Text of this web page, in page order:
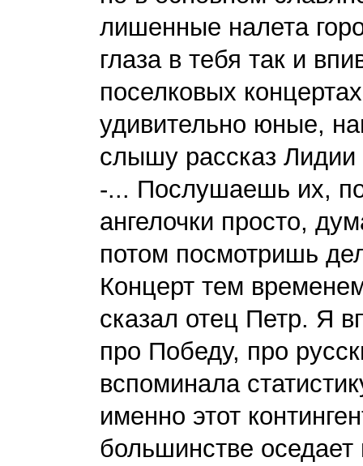
лишенные налета
глаза в тебя так и
поселковых
удивительно юные,
слышу рассказ
-... Послушаешь их,
ангелочки просто,
потом посмотришь
Концерт тем
сказал отец Петр. Я
про Победу, про
вспоминала
именно этот
большинстве